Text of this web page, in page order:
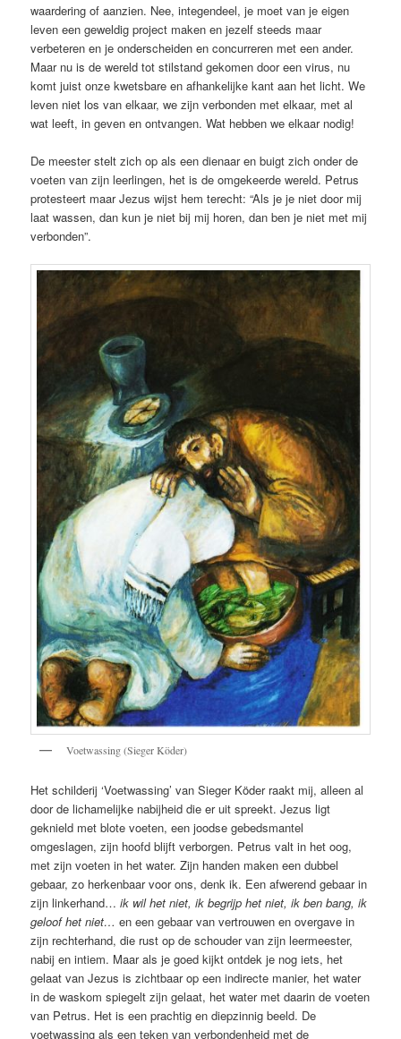
waardering of aanzien. Nee, integendeel, je moet van je eigen
leven een geweldig project maken en jezelf steeds maar
verbeteren en je onderscheiden en concurreren met een ander.
Maar nu is de wereld tot stilstand gekomen door een virus, nu
komt juist onze kwetsbare en afhankelijke kant aan het licht. We
leven niet los van elkaar, we zijn verbonden met elkaar, met al
wat leeft, in geven en ontvangen. Wat hebben we elkaar nodig!
De meester stelt zich op als een dienaar en buigt zich onder de
voeten van zijn leerlingen, het is de omgekeerde wereld. Petrus
protesteert maar Jezus wijst hem terecht: “Als je je niet door mij
laat wassen, dan kun je niet bij mij horen, dan ben je niet met mij
verbonden”.
Voetwassing (Sieger Köder)
Het schilderij ‘Voetwassing’ van Sieger Köder raakt mij, alleen al
door de lichamelijke nabijheid die er uit spreekt. Jezus ligt
geknield met blote voeten, een joodse gebedsmantel
omgeslagen, zijn hoofd blijft verborgen. Petrus valt in het oog,
met zijn voeten in het water. Zijn handen maken een dubbel
gebaar, zo herkenbaar voor ons, denk ik. Een afwerend gebaar in
zijn linkerhand…ik wil het niet, ik begrijp het niet, ik ben bang, ik
geloof het niet… en een gebaar van vertrouwen en overgave in
zijn rechterhand, die rust op de schouder van zijn leermeester,
nabij en intiem. Maar als je goed kijkt ontdek je nog iets, het
gelaat van Jezus is zichtbaar op een indirecte manier, het water
in de waskom spiegelt zijn gelaat, het water met daarin de voeten
van Petrus. Het is een prachtig en diepzinnig beeld. De
voetwassing als een teken van verbondenheid met de